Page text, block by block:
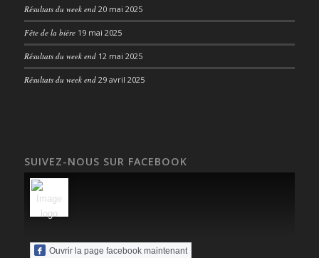
Résultats du week end 20 mai 2025
Fête de la bière 19 mai 2025
Résultats du week end 12 mai 2025
Résultats du week end 29 avril 2025
SUIVEZ-NOUS SUR FACEBOOK
Ouvrir la page facebook maintenant